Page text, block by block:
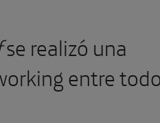
se realizó una
entre